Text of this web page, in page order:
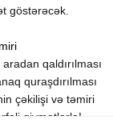
göstərəcək.
aradan qaldırılması
quraşdırılması
çəkilişi və təmiri
qiymətlərlə!